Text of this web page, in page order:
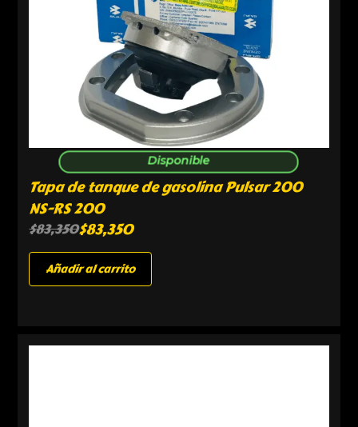
Disponible
Tapa de tanque de gasolina Pulsar 200
NS-RS 200
$83,350$83,350
Añadir al carrito